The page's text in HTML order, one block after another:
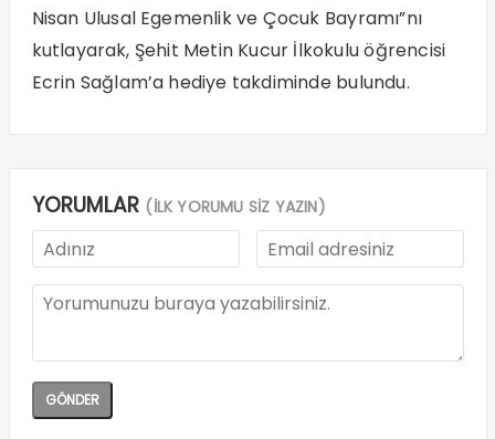
Nisan Ulusal Egemenlik ve Çocuk Bayramı”nı
kutlayarak, Şehit Metin Kucur İlkokulu öğrencisi
Ecrin Sağlam’a hediye takdiminde bulundu.
YORUMLAR (İLK YORUMU SİZ YAZIN)